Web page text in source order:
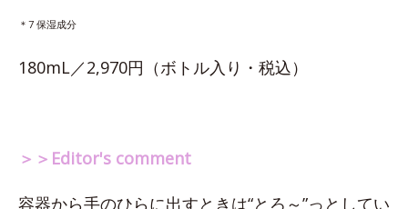
＊7 保湿成分
180mL／2,970円（ボトル入り・税込）
＞＞Editor's comment
容器から手のひらに出すときは“とろ～”っとしてい